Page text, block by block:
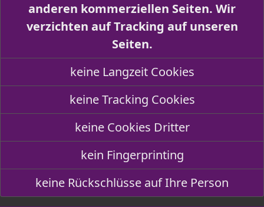
anderen kommerziellen Seiten. Wir
verzichten auf Tracking auf unseren
Seiten.
keine Langzeit Cookies
keine Tracking Cookies
keine Cookies Dritter
kein Fingerprinting
keine Rückschlüsse auf Ihre Person